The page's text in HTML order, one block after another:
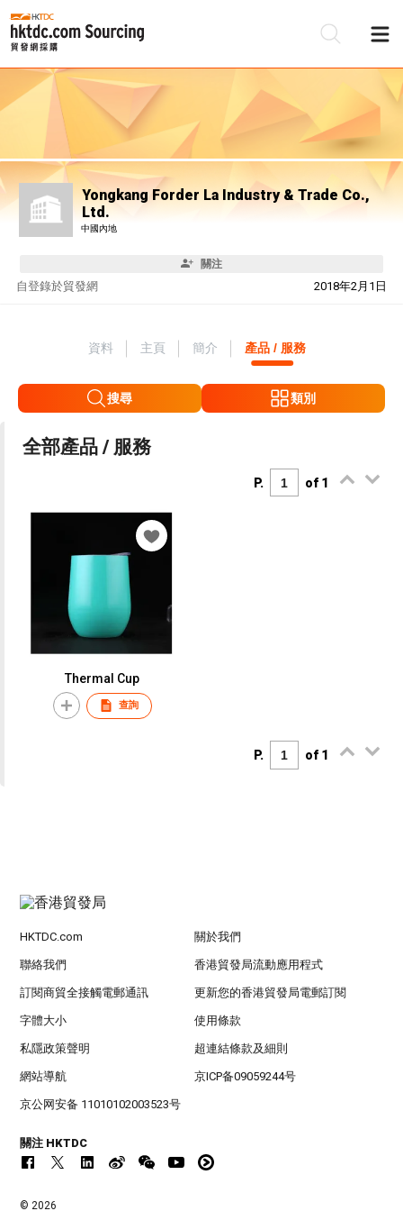
Yongkang Forder La Industry & Trade Co.,
Ltd.
中國內地
關注
自 2018年2月1日
登錄於貿發網
資料 主頁 簡介 產品 / 服務
搜尋 類別
全部產品 / 服務
P. of 1
Thermal Cup
查詢
P. of 1
HKTDC.com 關於我們
聯絡我們 香港貿發局流動應用程式
訂閱商貿全接觸電郵通訊 更新您的香港貿發局電郵訂閱
字體大小 使用條款
私隱政策聲明 超連結條款及細則
網站導航 京ICP备09059244号
京公网安备 11010102003523号
關注 HKTDC
© 2026